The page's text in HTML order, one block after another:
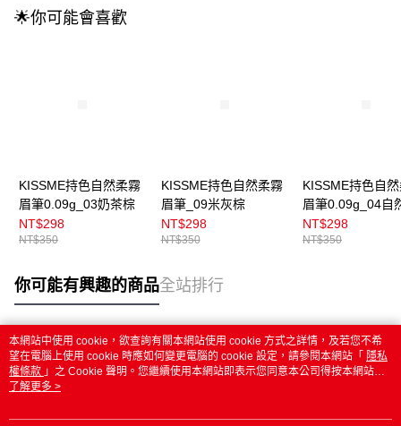
🌟你可能會喜歡
KISSME持色自然柔霧
眉筆0.09g_03奶茶棕
NT$298
NT$350
KISSME持色自然柔霧
眉筆_09米灰棕
NT$298
NT$350
KISSME持色自
眉筆0.09g_04自
NT$298
NT$350
你可能有興趣的商品全站排行
熱門標籤
本網站中使用 cookie，欲查詢有關本網站使用 cookie 方式之詳情，及若您不希
望在電腦上使用 cookie 時應如何變更電腦的 cookie 設定，請參閱本網站「 隱私
權條款 」之 Cookie 聲明。您繼續使用本網站即表示您同意本公司得按本網站使
用條款之 Cookie 聲明使用 cookie。
了解更多 >